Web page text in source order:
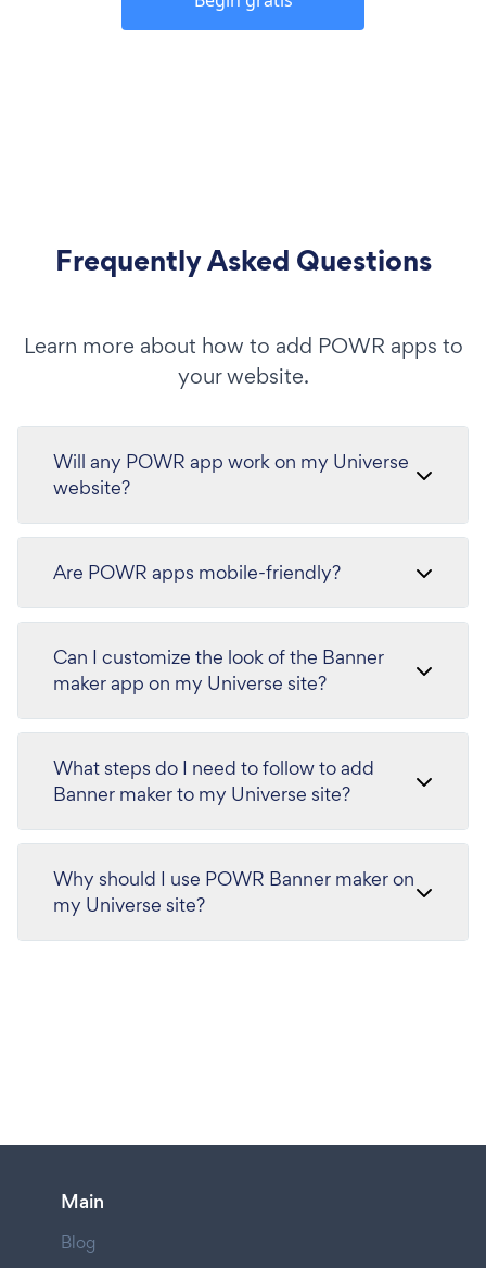
Frequently Asked Questions
Learn more about how to add POWR apps to
your website.
Will any POWR app work on my Universe
website?
Are POWR apps mobile-friendly?
Can I customize the look of the Banner
maker app on my Universe site?
What steps do I need to follow to add
Banner maker to my Universe site?
Why should I use POWR Banner maker on
my Universe site?
Main
Blog